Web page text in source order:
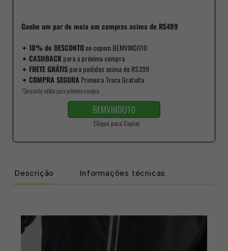
Ganhe um par de meia em compras acima de R$499
✦ 10% de DESCONTOno cupom BEMVINDO10
✦ CASHBACKpara a próxima compra
✦ FRETE GRÁTISpara pedidos acima de R$399
✦ COMPRA SEGURA Primeira Troca Gratuita
*Desconto válido para primeira compra.
BEMVINDO10
Clique para Copiar
Descrição Informações técnicas